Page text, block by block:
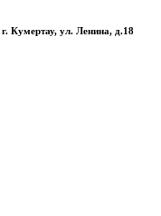
г. Кумертау, ул. Ленина, д.18